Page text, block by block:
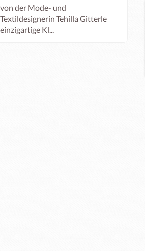
von der Mode- und
Textildesignerin Tehilla Gitterle
einzigartige Kl...